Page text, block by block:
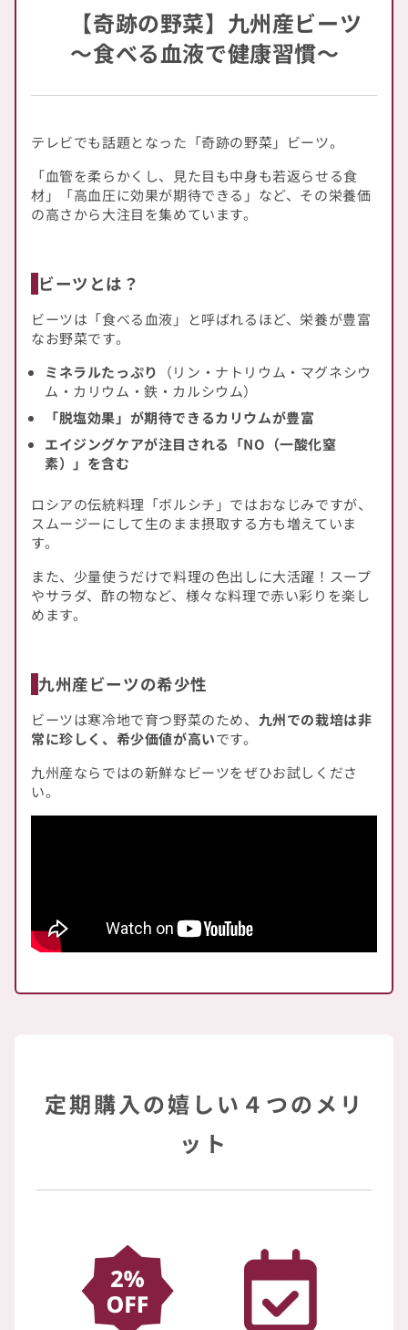
ら
量
を
や
【奇跡の野菜】九州産ビーツ
～食べる血液で健康習慣～
テレビでも話題となった「奇跡の野菜」ビーツ。
「血管を柔らかくし、見た目も中身も若返らせる食
材」「高血圧に効果が期待できる」など、その栄養価
の高さから大注目を集めています。
ビーツとは？
ビーツは「食べる血液」と呼ばれるほど、栄養が豊富
なお野菜です。
ミネラルたっぷり
（リン・ナトリウム・マグネシウ
ム・カリウム・鉄・カルシウム）
「脱塩効果」が期待できるカリウムが豊富
エイジングケアが注目される「NO（一酸化窒
素）」を含む
ロシアの伝統料理「ボルシチ」ではおなじみですが、
スムージーにして生のまま摂取する方も増えていま
す。
また、少量使うだけで料理の色出しに大活躍！スープ
やサラダ、酢の物など、様々な料理で赤い彩りを楽し
めます。
九州産ビーツの希少性
ビーツは寒冷地で育つ野菜のため、 九州での栽培は非
常に珍しく、希少価値が高いです。
九州産ならではの新鮮なビーツをぜひお試しくださ
い。
定期購入の嬉しい４つのメリ
ット